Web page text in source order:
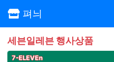
펴늬
세븐일레븐 행사상품
7-ELEVEn